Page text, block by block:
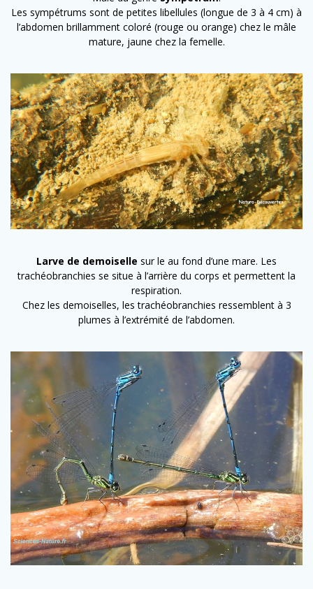
Les sympétrums sont de petites libellules (longue de 3 à 4 cm) à
l’abdomen brillamment coloré (rouge ou orange) chez le mâle
mature, jaune chez la femelle.
Larve de demoiselle sur le au fond d’une mare. Les
trachéobranchies se situe à l’arrière du corps et permettent la
respiration.
Chez les demoiselles, les trachéobranchies ressemblent à 3
plumes à l’extrémité de l’abdomen.